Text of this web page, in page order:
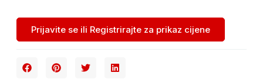
Prijavite se ili Registrirajte za prikaz cijene